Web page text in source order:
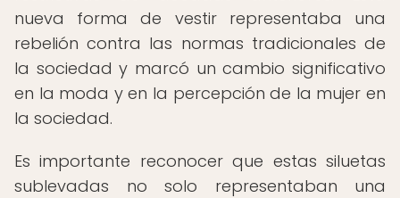
nueva forma de vestir representaba una
rebelión contra las normas tradicionales de
la sociedad y marcó un cambio significativo
en la moda y en la percepción de la mujer en
la sociedad.
Es importante reconocer que estas siluetas
sublevadas no solo representaban una